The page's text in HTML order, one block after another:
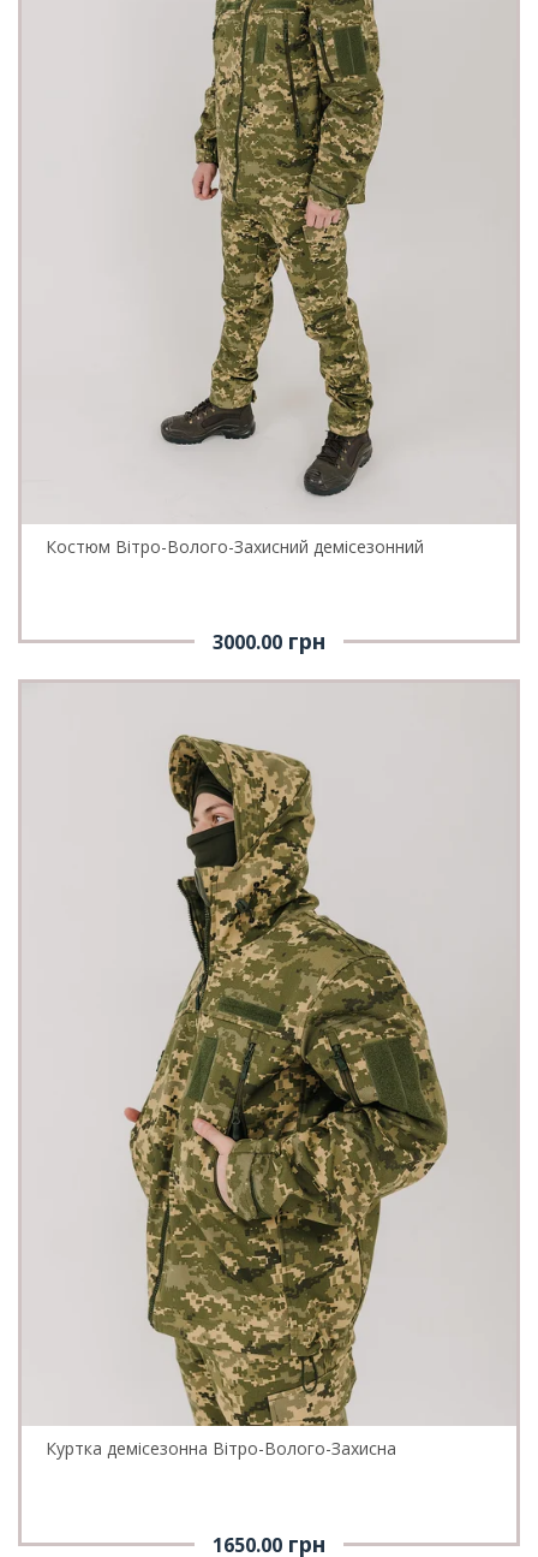
Костюм Вітро-Волого-Захисний демісезонний
3000.00 грн
Куртка демісезонна Вітро-Волого-Захисна
1650.00 грн